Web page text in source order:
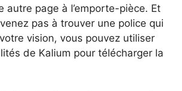
autre page à l’emporte-pièce. Et
pas à trouver une police qui
vision, vous pouvez utiliser
de Kalium pour télécharger la